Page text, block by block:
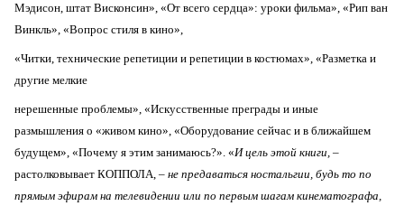
Мэдисон, штат Висконсин», «От всего сердца»: уроки фильма», «Рип ван
Винкль», «Вопрос стиля в кино»,
«Читки, технические репетиции и репетиции в костюмах», «Разметка и
другие мелкие
нерешенные проблемы», «Искусственные преграды и иные
размышления о «живом кино», «Оборудование сейчас и в ближайшем
будущем», «Почему я этим занимаюсь?». «И цель этой книги, –
растолковывает КОППОЛА, – не предаваться ностальгии, будь то по
прямым эфирам на телевидении или по первым шагам кинематографа,